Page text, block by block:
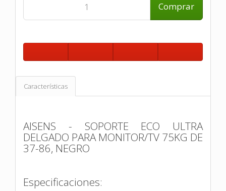
Comprar
Características
AISENS - SOPORTE ECO ULTRA
DELGADO PARA MONITOR/TV 75KG DE
37-86, NEGRO
Especificaciones: